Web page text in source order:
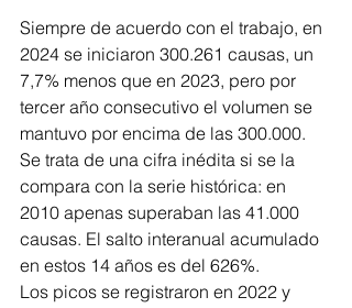
Siempre de acuerdo con el trabajo, en
2024 se iniciaron 300.261 causas, un
7,7% menos que en 2023, pero por
tercer año consecutivo el volumen se
mantuvo por encima de las 300.000.
Se trata de una cifra inédita si se la
compara con la serie histórica: en
2010 apenas superaban las 41.000
causas. El salto interanual acumulado
en estos 14 años es del 626%.
Los picos se registraron en 2022 y